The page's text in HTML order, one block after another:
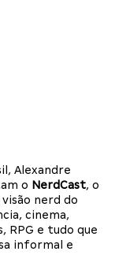
Alexandre
o NerdCast, o
nerd do
cinema,
RPG e tudo que
informal e